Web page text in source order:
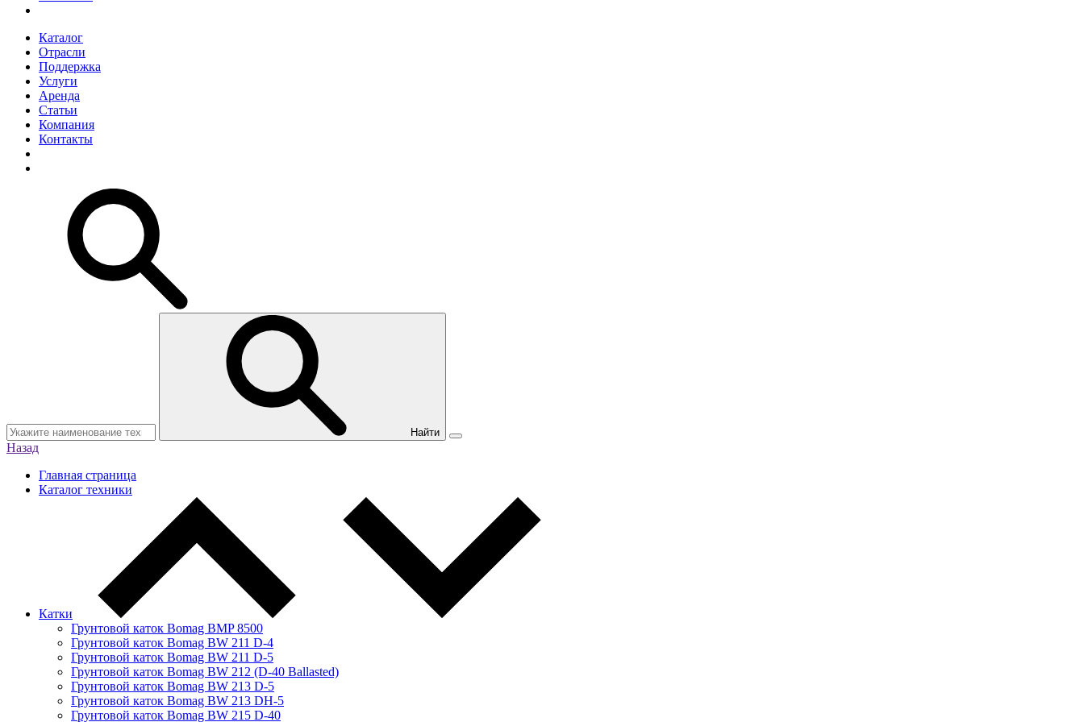
Каталог
Отрасли
Поддержка
Услуги
Аренда
Статьи
Компания
Контакты
Найти
Назад
Главная страница
Каталог техники
Катки
Грунтовой каток Bomag BMP 8500
Грунтовой каток Bomag BW 211 D-4
Грунтовой каток Bomag BW 211 D-5
Грунтовой каток Bomag BW 212 (D-40 Ballasted)
Грунтовой каток Bomag BW 213 D-5
Грунтовой каток Bomag BW 213 DH-5
Грунтовой каток Bomag BW 215 D-40